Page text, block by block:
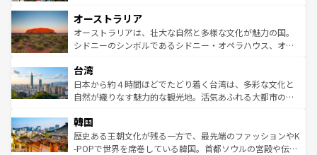
部のニューオーリンズでは、音楽と美食が融合した独特の
文化が魅力。旅行者はアメリカの各地域で異なる魅力を楽
しみながら、その多様性と豊かな歴史を感じることができ
ならではの贅沢な旅のスタイルだ。 なお、新着のアメリカ
情報はコンテンツ一覧を参照してほしい。
ワイ島は見逃せない。また、定番の観光地といえばオアフ
島だが、静かな自然を求めるならマウイ島やカウアイ島が
おすすめ。エメラルドグリーンに輝く海をはじめ、豊かな
れるおもてなしの心で訪れる人々を迎えてくれるハワイの
人々、おいしいローカルフードやハワイアンミュージッ
ク、伝統的なフラダンスなど、すべてがハワイの魅力を彩
ワイを、存分に味わってほしい。 なお、新着のハワイ情報
はコンテンツ一覧を参照してほしい。
オーストラリア
オーストラリアは、壮大な自然と多様な文化が魅力の国。
シドニーのシンボルであるシドニー・オペラハウス、オー
リアリーフや大陸中央部にそびえるウルル（エアーズロッ
ク）、タスマニアの美しい原生林やケアンズの熱帯雨林な
ど、見どころがたくさん。また、カフェやワイン、オージ
いる。アクティビティも充実しており、サーフィンやダイ
ビング、ハイキングなど、アウトドア好きにはたまらな
い。オーストラリアの多彩な魅力を存分に味わいつくそ
台湾
日本から約４時間ほどでたどり着く台湾は、多彩な文化と
自然が織りなす魅力的な観光地。活気あふれる大都市の台
ン）、静ひつな山岳地帯である台湾東部など、都市の喧騒
と山間の静けさが共存しており、訪れる人に新しい発見と
驚きをもたらしてくれる。また、奥深い台湾の食文化も魅
韓国
歴史ある王朝文化が残る一方で、最先端のファッションやK
-POPで世界を席巻している韓国。首都ソウルの宮殿や伝統